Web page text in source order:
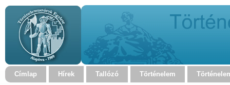
Címlap Hírek Tallózó Történelem